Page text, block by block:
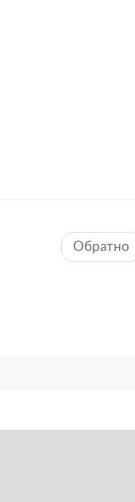
Обратно